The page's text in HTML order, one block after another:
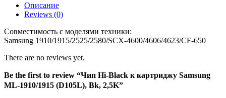
Samsung
ML-
(D105L),
Bk,
Описание
Reviews (0)
Совместимость с моделями техники:
Samsung 1910/1915/2525/2580/SCX-4600/4606/4623/CF-650
There are no reviews yet.
Be the first to review “Чип Hi-Black к картриджу Samsung
ML-1910/1915 (D105L), Bk, 2,5K”